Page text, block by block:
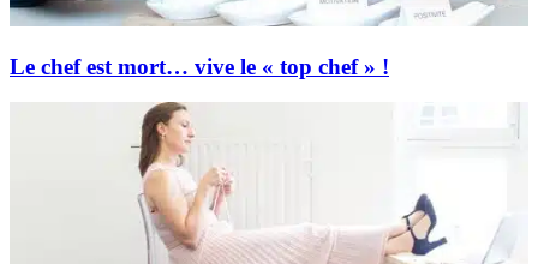
Le chef est mort… vive le « top chef » !